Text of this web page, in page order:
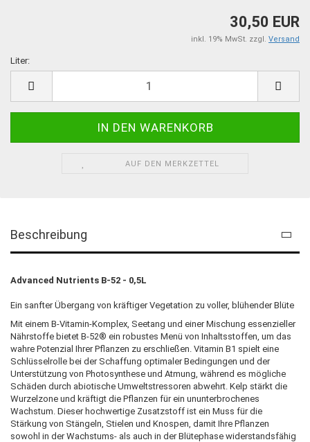
30,50 EUR
inkl. 19% MwSt. zzgl. Versand
Liter:
AUF DEN MERKZETTEL
Beschreibung
Advanced Nutrients B-52 - 0,5L
Ein sanfter Übergang von kräftiger Vegetation zu voller, blühender Blüte
Mit einem B-Vitamin-Komplex, Seetang und einer Mischung essenzieller
Nährstoffe bietet B-52® ein robustes Menü von Inhaltsstoffen, um das
wahre Potenzial Ihrer Pflanzen zu erschließen. Vitamin B1 spielt eine
Schlüsselrolle bei der Schaffung optimaler Bedingungen und der
Unterstützung von Photosynthese und Atmung, während es mögliche
Schäden durch abiotische Umweltstressoren abwehrt. Kelp stärkt die
Wurzelzone und kräftigt die Pflanzen für ein ununterbrochenes
Wachstum. Dieser hochwertige Zusatzstoff ist ein Muss für die
Stärkung von Stängeln, Stielen und Knospen, damit Ihre Pflanzen
sowohl in der Wachstums- als auch in der Blütephase widerstandsfähig